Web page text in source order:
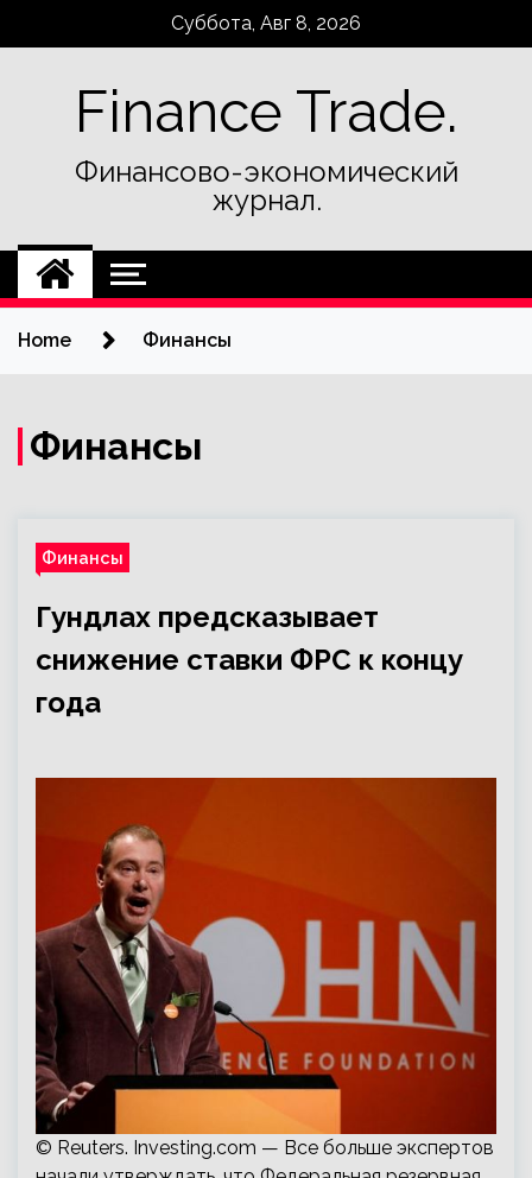
Суббота, Авг 8, 2026
Finance Trade.
Финансово-экономический
журнал.
Home Финансы
Финансы
Финансы
Гундлах предсказывает
снижение ставки ФРС к концу
года
© Reuters. Investing.com — Все больше экспертов